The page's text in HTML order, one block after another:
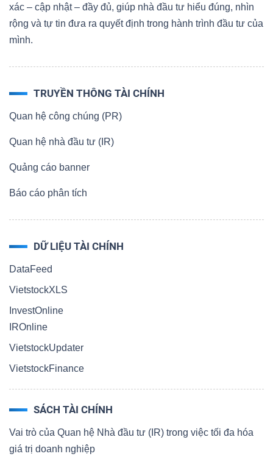
xác – cập nhật – đầy đủ, giúp nhà đầu tư hiểu đúng, nhìn
rộng và tự tin đưa ra quyết định trong hành trình đầu tư của
mình.
TRUYỀN THÔNG TÀI CHÍNH
Quan hệ công chúng (PR)
Quan hệ nhà đầu tư (IR)
Quảng cáo banner
Báo cáo phân tích
DỮ LIỆU TÀI CHÍNH
DataFeed
VietstockXLS
InvestOnline
IROnline
VietstockUpdater
VietstockFinance
SÁCH TÀI CHÍNH
Vai trò của Quan hệ Nhà đầu tư (IR) trong việc tối đa hóa
giá trị doanh nghiệp